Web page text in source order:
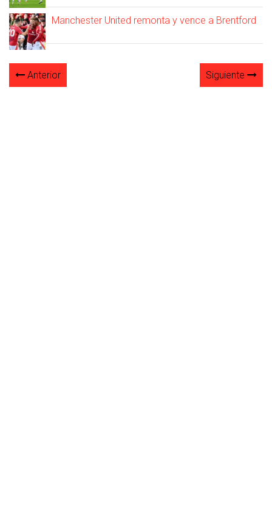
Manchester United remonta y vence a Brentford
Anterior Siguiente